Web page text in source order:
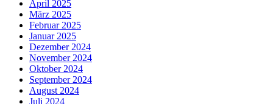
April 2025
März 2025
Februar 2025
Januar 2025
Dezember 2024
November 2024
Oktober 2024
September 2024
August 2024
Juli 2024